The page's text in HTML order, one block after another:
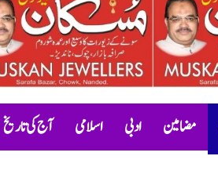
مضامین ادبی اسلامی آج کی تاریخ